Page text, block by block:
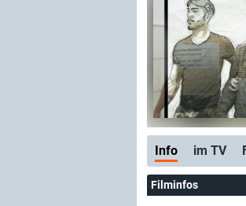
Info im TV
Filminfos